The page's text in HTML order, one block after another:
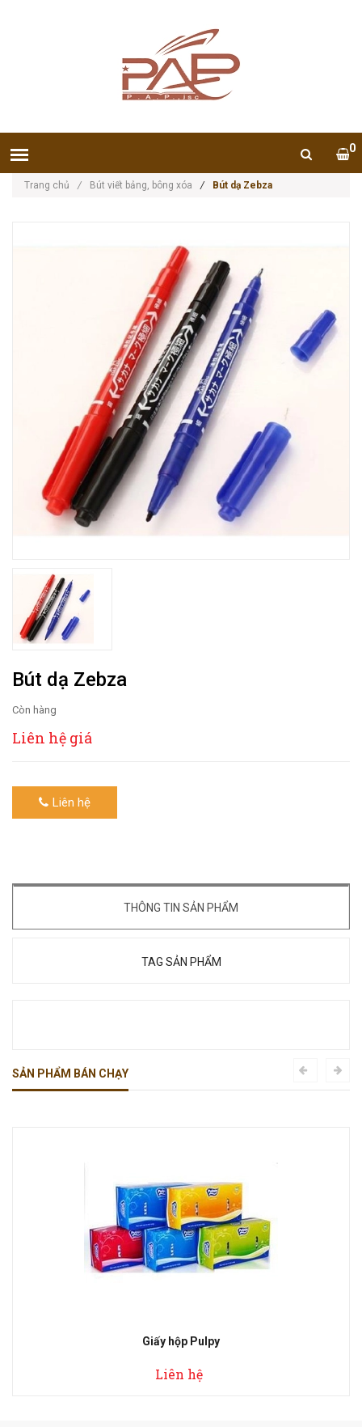
0
Trang chủ / Bút viết bảng, bông xóa / Bút dạ Zebza
Bút dạ Zebza
Còn hàng
Liên hệ giá
Liên hệ
THÔNG TIN SẢN PHẨM
TAG SẢN PHẨM
SẢN PHẨM BÁN CHẠY
Giấy hộp Pulpy
Liên hệ